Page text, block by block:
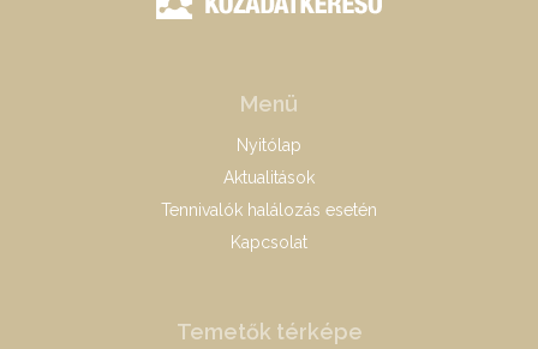
Menü
Nyitólap
Aktualitások
Tennivalók halálozás esetén
Kapcsolat
Temetők térképe